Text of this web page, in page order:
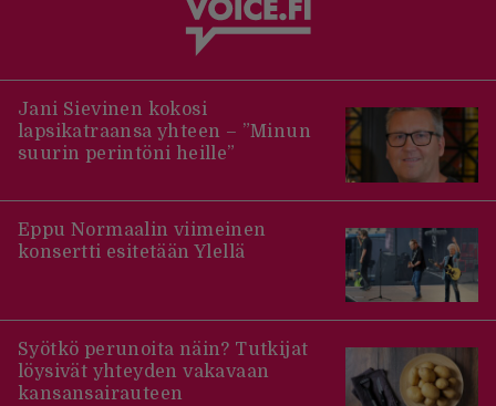
Jani Sievinen kokosi
lapsikatraansa yhteen – ”Minun
suurin perintöni heille”
Eppu Normaalin viimeinen
konsertti esitetään Ylellä
Syötkö perunoita näin? Tutkijat
löysivät yhteyden vakavaan
kansansairauteen